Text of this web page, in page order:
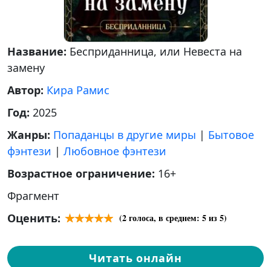
Название: Бесприданница, или Невеста на
замену
Автор: Кира Рамис
Год: 2025
Жанры: Попаданцы в другие миры | Бытовое
фэнтези | Любовное фэнтези
Возрастное ограничение: 16+
Фрагмент
Оценить:
(2голоса, в среднем: 5из 5)
Читать онлайн